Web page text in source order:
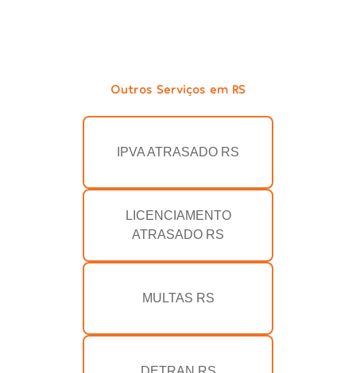
Outros Serviços em RS
IPVA ATRASADO RS
LICENCIAMENTO
ATRASADO RS
MULTAS RS